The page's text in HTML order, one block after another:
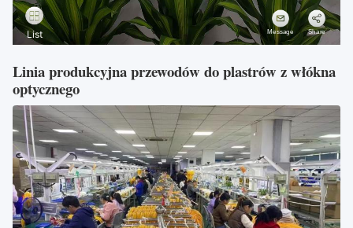
Linia produkcyjna przewodów do plastrów z włókna
optycznego